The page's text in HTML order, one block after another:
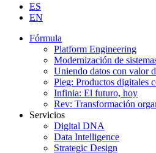
ES
EN
Fórmula
Platform Engineering
Modernización de
Uniendo datos con valor
Pleg: Productos digitales
Infinia: El futuro, hoy
Rev: Transformación
Servicios
Digital DNA
Data Intelligence
Strategic Design